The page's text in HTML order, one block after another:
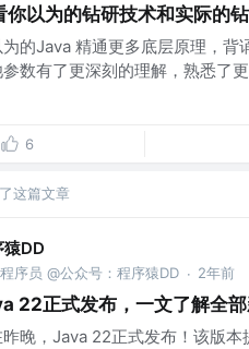
你以为的钻研技术和实际的
的Java 精通更多底层原理，
数有了更深刻的理解，熟悉了
6
这篇文章
猿DD
序员 @公众号：程序猿DD · 2年前
22正式发布，一文了解全
晚，Java 22正式发布！该版